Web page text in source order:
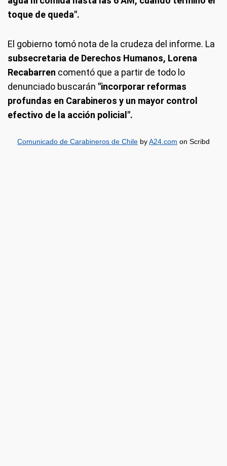
toque de queda".
El gobierno tomó nota de la crudeza del informe. La
subsecretaria de Derechos Humanos, Lorena
Recabarren comentó que a partir de todo lo
denunciado buscarán "incorporar reformas
profundas en Carabineros y un mayor control
efectivo de la acción policial".
Comunicado de Carabineros de Chile byA24.com on Scribd